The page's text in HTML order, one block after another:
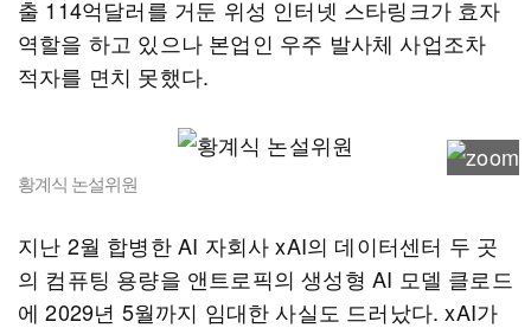
출 114억달러를 거둔 위성 인터넷 스타링크가 효자
역할을 하고 있으나 본업인 우주 발사체 사업조차
적자를 면치 못했다.
황계식 논설위원
지난 2월 합병한 AI 자회사 xAI의 데이터센터 두 곳
의 컴퓨팅 용량을 앤트로픽의 생성형 AI 모델 클로드
에 2029년 5월까지 임대한 사실도 드러났다. xAI가